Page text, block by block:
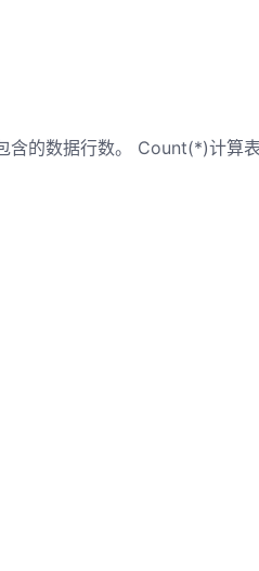
的数据行数。 Count(*)计